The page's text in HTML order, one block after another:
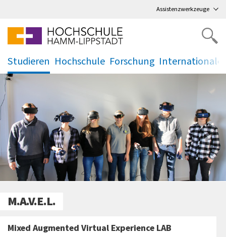
Assistenzwerkzeuge
Studieren
.
Hochschule
.
Forschung
. .
M.A.V.E.L.
Mixed Augmented Virtual Experience LAB